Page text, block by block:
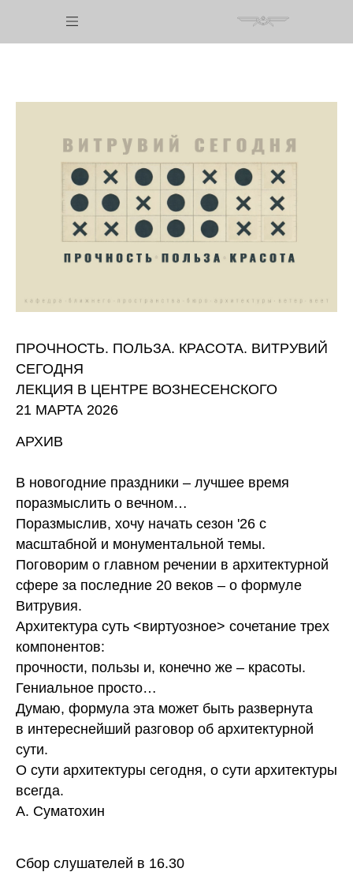
ПРОЧНОСТЬ. ПОЛЬЗА. КРАСОТА. ВИТРУВИЙ
СЕГОДНЯ
ЛЕКЦИЯ В ЦЕНТРЕ ВОЗНЕСЕНСКОГО
21 МАРТА 2026
АРХИВ
В новогодние праздники – лучшее время
поразмыслить о вечном…
Поразмыслив, хочу начать сезон '26 с
масштабной и монументальной темы.
Поговорим о главном речении в архитектурной
сфере за последние 20 веков – о формуле
Витрувия.
Архитектура суть <виртуозное> сочетание трех
компонентов:
прочности, пользы и, конечно же – красоты.
Гениальное просто…
Думаю, формула эта может быть развернута
в интереснейший разговор об архитектурной
сути.
О сути архитектуры сегодня, о сути архитектуры
всегда.
А. Суматохин
Сбор слушателей в 16.30